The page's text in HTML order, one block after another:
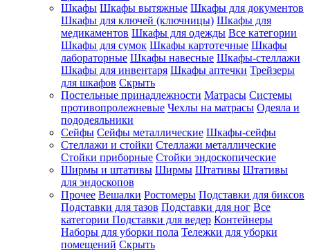
Шкафы Шкафы вытяжные Шкафы для документов
Шкафы для ключей (ключницы) Шкафы для
медикаментов Шкафы для одежды Все категории
Шкафы для сумок Шкафы картотечные Шкафы
лабораторные Шкафы навесные Шкафы-стеллажи
Шкафы для инвентаря Шкафы аптечки Трейзеры
для шкафов Скрыть
Постельные принадлежности Матрасы Системы
противопролежневые Чехлы на матрасы Одеяла и
пододеяльники
Сейфы Сейфы металлические Шкафы-сейфы
Стеллажи и стойки Стеллажи металлические
Стойки приборные Стойки эндоскопические
Ширмы и штативы Ширмы Штативы Штативы
для эндоскопов
Прочее Вешалки Ростомеры Подставки для биксов
Подставки для тазов Подставки для ног Все
категории Подставки для ведер Контейнеры
Наборы для уборки пола Тележки для уборки
помещений Скрыть